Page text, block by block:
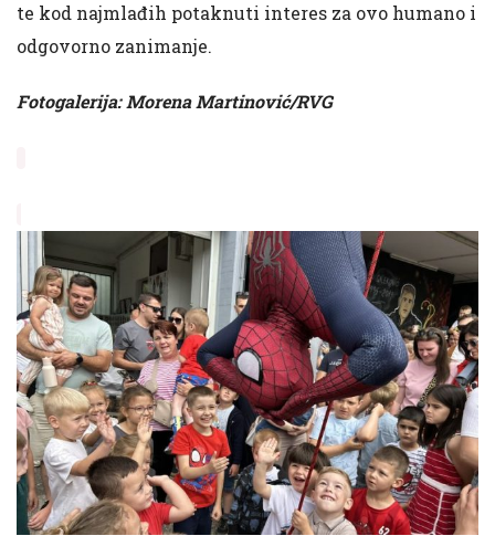
te kod najmlađih potaknuti interes za ovo humano i
odgovorno zanimanje.
Fotogalerija: Morena Martinović/RVG